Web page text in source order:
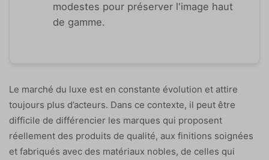
modestes pour préserver l'image haut
de gamme.
Le marché du luxe est en constante évolution et attire
toujours plus d’acteurs. Dans ce contexte, il peut être
difficile de différencier les marques qui proposent
réellement des produits de qualité, aux finitions soignées
et fabriqués avec des matériaux nobles, de celles qui